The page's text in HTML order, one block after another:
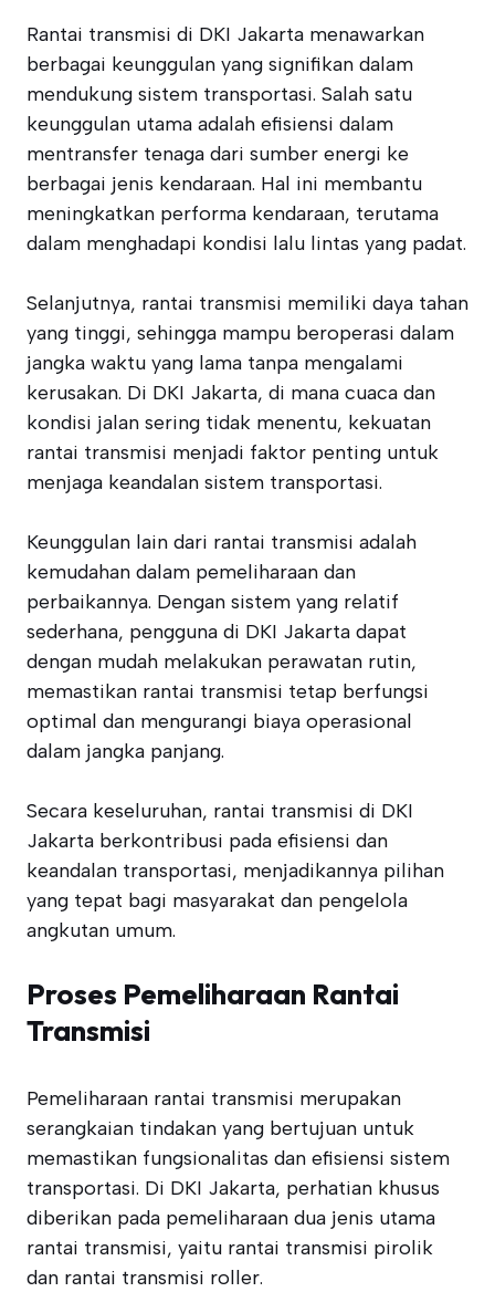
Rantai transmisi di DKI Jakarta menawarkan
berbagai keunggulan yang signifikan dalam
mendukung sistem transportasi. Salah satu
keunggulan utama adalah efisiensi dalam
mentransfer tenaga dari sumber energi ke
berbagai jenis kendaraan. Hal ini membantu
meningkatkan performa kendaraan, terutama
dalam menghadapi kondisi lalu lintas yang padat.
Selanjutnya, rantai transmisi memiliki daya tahan
yang tinggi, sehingga mampu beroperasi dalam
jangka waktu yang lama tanpa mengalami
kerusakan. Di DKI Jakarta, di mana cuaca dan
kondisi jalan sering tidak menentu, kekuatan
rantai transmisi menjadi faktor penting untuk
menjaga keandalan sistem transportasi.
Keunggulan lain dari rantai transmisi adalah
kemudahan dalam pemeliharaan dan
perbaikannya. Dengan sistem yang relatif
sederhana, pengguna di DKI Jakarta dapat
dengan mudah melakukan perawatan rutin,
memastikan rantai transmisi tetap berfungsi
optimal dan mengurangi biaya operasional
dalam jangka panjang.
Secara keseluruhan, rantai transmisi di DKI
Jakarta berkontribusi pada efisiensi dan
keandalan transportasi, menjadikannya pilihan
yang tepat bagi masyarakat dan pengelola
angkutan umum.
Proses Pemeliharaan Rantai
Transmisi
Pemeliharaan rantai transmisi merupakan
serangkaian tindakan yang bertujuan untuk
memastikan fungsionalitas dan efisiensi sistem
transportasi. Di DKI Jakarta, perhatian khusus
diberikan pada pemeliharaan dua jenis utama
rantai transmisi, yaitu rantai transmisi pirolik
dan rantai transmisi roller.